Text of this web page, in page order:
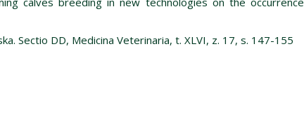
Sectio DD, Medicina Veterinaria, t. XLVI, z. 17, s. 147-155